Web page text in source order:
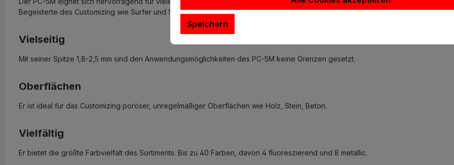
Begeisterte des Customizing wie Surfer und Skater. Wegen seiner einfachen Verwendung ist er auch ein ideales Werkzeug für
Vielseitig
Mit seiner Spitze 1,8-2,5 mm sind den Anwendungsmöglichkeiten des PC-5M keine Grenzen gesetzt.
Oberflächen
Er ist ideal für das Customizing poröser, unregelmäßiger Oberflächen wie Holz, Stein, Beton.
Vielfältig
Er bietet die größte Farbvielfalt des Sortiments. Bis zu 40 Farben, davon 4 fluoreszierend und 8 metallic.
Speichern